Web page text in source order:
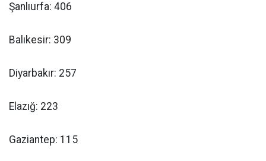
Şanlıurfa: 406
Balıkesir: 309
Diyarbakır: 257
Elazığ: 223
Gaziantep: 115